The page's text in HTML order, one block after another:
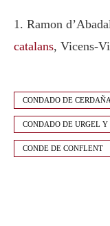
1. Ramon
catalans, Vicens-
CONDADO DE CERDAÑA
CONDADO DE URGEL Y
CONDE DE CONFLENT